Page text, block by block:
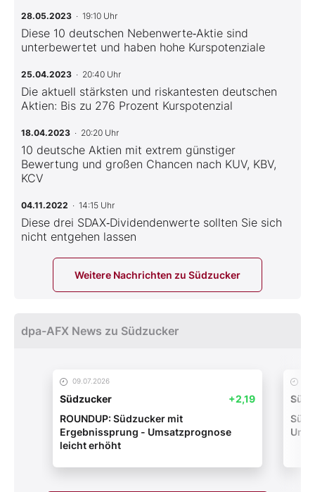
28.05.2023 · 19:10 Uhr
Diese 10 deutschen Nebenwerte‑Aktie sind
unterbewertet und haben hohe Kurspotenziale
25.04.2023 · 20:40 Uhr
Die aktuell stärksten und riskantesten deutschen
Aktien: Bis zu 276 Prozent Kurspotenzial
18.04.2023 · 20:20 Uhr
10 deutsche Aktien mit extrem günstiger
Bewertung und großen Chancen nach KUV, KBV,
KCV
04.11.2022 · 14:15 Uhr
Diese drei SDAX‑Dividendenwerte sollten Sie sich
nicht entgehen lassen
Weitere Nachrichten zu Südzucker
dpa-AFX News zu Südzucker
09.07.2026
Südzucker
+2,19
ROUNDUP: Südzucker mit
Ergebnissprung - Umsatzprognose
leicht erhöht